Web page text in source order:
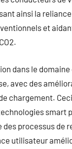
ainsi la
et
dans le
avec des
chargement.
smart
des processus de
utilisateur